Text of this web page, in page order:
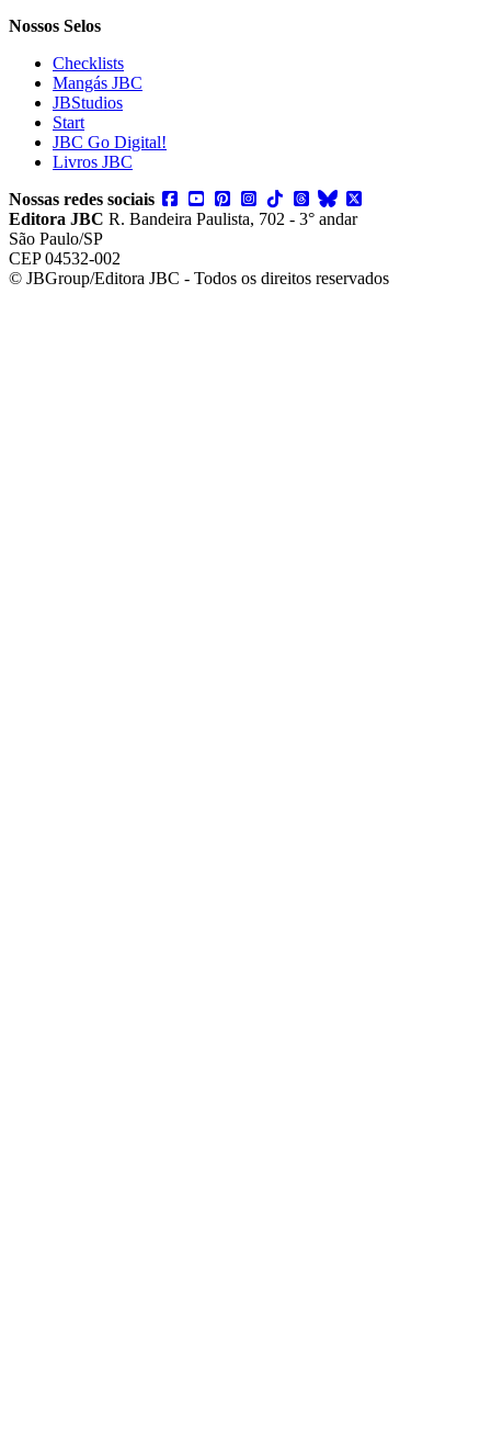
Nossos Selos
Checklists
Mangás JBC
JBStudios
Start
JBC Go Digital!
Livros JBC
Nossas redes sociais
Editora JBC R. Bandeira Paulista, 702 - 3° andar
São Paulo/SP
CEP 04532-002
© JBGroup/Editora JBC - Todos os direitos reservados